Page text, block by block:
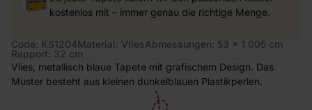
kostenlos mit – immer genau die richtige Menge.
Code: KS1204Material: VliesAbmessungen: 53 x 1 005 cm
Rapport: 32 cm
Vlies, metallisch blaue Tapete mit grafischem Design. Das
Muster besteht aus kleinen dunkelblauen Plastikperlen.